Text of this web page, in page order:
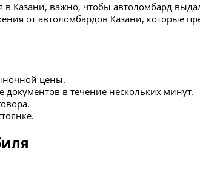
важно, чтобы автоломбард
от автоломбардов Казани, которые
цены.
в течение нескольких минут.